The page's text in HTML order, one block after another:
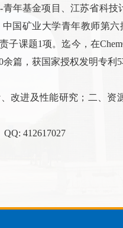
-青年基金项目、江苏省科技
国矿业大学青年教师第六
子课题1项。迄今，在
余篇，获国家授权发明专利 5
改进及性能研究；二、资
QQ: 412617027